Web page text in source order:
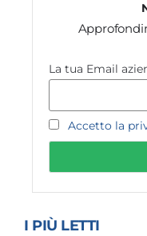
La tua Email
Accetto la
I PIÙ LETTI